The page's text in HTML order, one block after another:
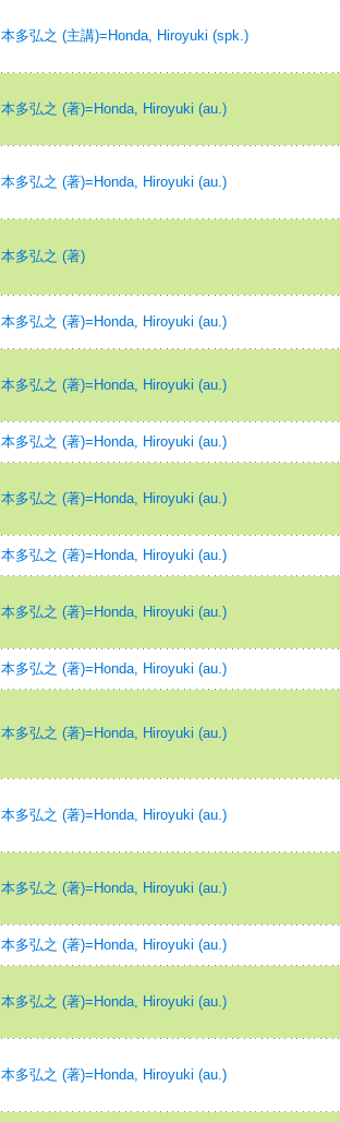
本多弘之 (主講)=Honda, Hiroyuki (spk.)
本多弘之 (著)=Honda, Hiroyuki (au.)
本多弘之 (著)=Honda, Hiroyuki (au.)
本多弘之 (著)
本多弘之 (著)=Honda, Hiroyuki (au.)
本多弘之 (著)=Honda, Hiroyuki (au.)
本多弘之 (著)=Honda, Hiroyuki (au.)
本多弘之 (著)=Honda, Hiroyuki (au.)
本多弘之 (著)=Honda, Hiroyuki (au.)
本多弘之 (著)=Honda, Hiroyuki (au.)
本多弘之 (著)=Honda, Hiroyuki (au.)
本多弘之 (著)=Honda, Hiroyuki (au.)
本多弘之 (著)=Honda, Hiroyuki (au.)
本多弘之 (著)=Honda, Hiroyuki (au.)
本多弘之 (著)=Honda, Hiroyuki (au.)
本多弘之 (著)=Honda, Hiroyuki (au.)
本多弘之 (著)=Honda, Hiroyuki (au.)